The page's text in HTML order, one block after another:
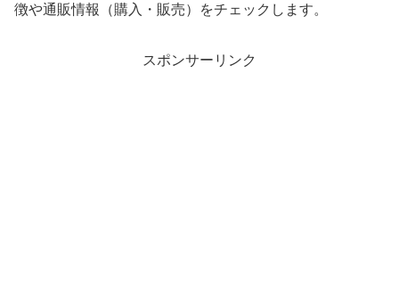
徴や通販情報（購入・販売）をチェックします。
スポンサーリンク